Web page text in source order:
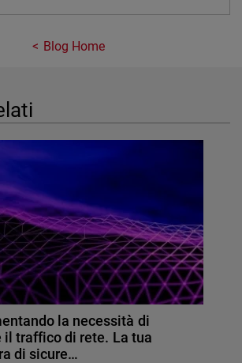
Blog Home
la necessità di
il traffico di rete. La tua
di sicure…